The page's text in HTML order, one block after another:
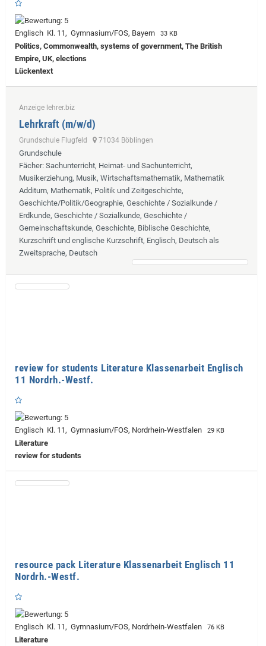
Englisch Kl. 11, Gymnasium/FOS, Bayern 33 KB
Politics, Commonwealth, systems of government, The British
Empire, UK, elections
Lückentext
Anzeige lehrer.biz
Lehrkraft (m/w/d)
Grundschule Flugfeld 71034 Böblingen
Grundschule
Fächer: Sachunterricht, Heimat- und Sachunterricht,
Musikerziehung, Musik, Wirtschaftsmathematik, Mathematik
Additum, Mathematik, Politik und Zeitgeschichte,
Geschichte/Politik/Geographie, Geschichte / Sozialkunde /
Erdkunde, Geschichte / Sozialkunde, Geschichte /
Gemeinschaftskunde, Geschichte, Biblische Geschichte,
Kurzschrift und englische Kurzschrift, Englisch, Deutsch als
Zweitsprache, Deutsch
review for students Literature Klassenarbeit Englisch
11 Nordrh.-Westf.
Englisch Kl. 11, Gymnasium/FOS, Nordrhein-Westfalen 29 KB
Literature
review for students
resource pack Literature Klassenarbeit Englisch 11
Nordrh.-Westf.
Englisch Kl. 11, Gymnasium/FOS, Nordrhein-Westfalen 76 KB
Literature